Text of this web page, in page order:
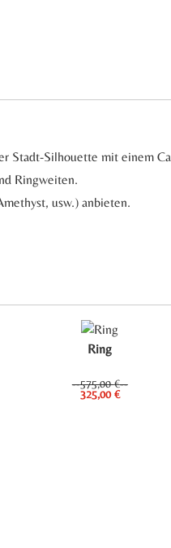
Stadt-Silhouette mit einem
Ringweiten.
usw.) anbieten.
Ring
575,00€
Ursprünglicher
Preis
325,00€Aktueller